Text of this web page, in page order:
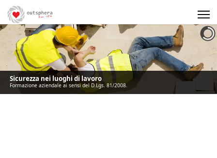
Sicurezza nei luoghi di lavoro
Formazione aziendale ai sensi del D.Lgs. 81/2008.